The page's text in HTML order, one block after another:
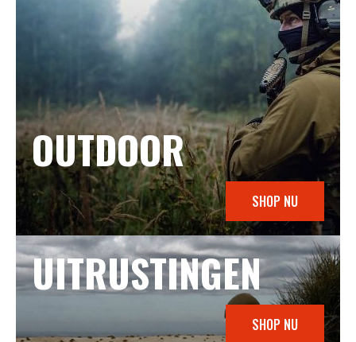
OUTDOOR
SHOP NU
UITRUSTINGEN
SHOP NU